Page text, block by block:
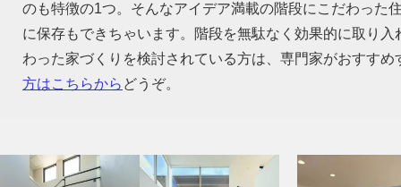
のも特徴の1つ。そんなアイデア満載の階段にこだわった
に保存もできちゃいます。階段を無駄なく効果的に取り
わった家づくりを検討されている方は、専門家がおすす
方はこちらから どうぞ。